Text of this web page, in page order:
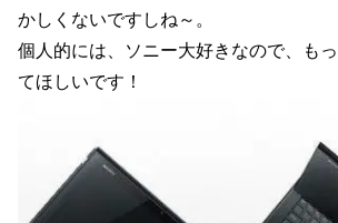
かしくないですしね～。
個人的には、ソニー大好きなので、も
てほしいです！